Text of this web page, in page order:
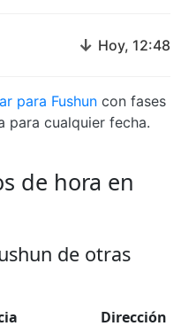
↓ Hoy, 12:48
para Fushun con fases
para cualquier fecha.
de hora en
de otras
Dirección